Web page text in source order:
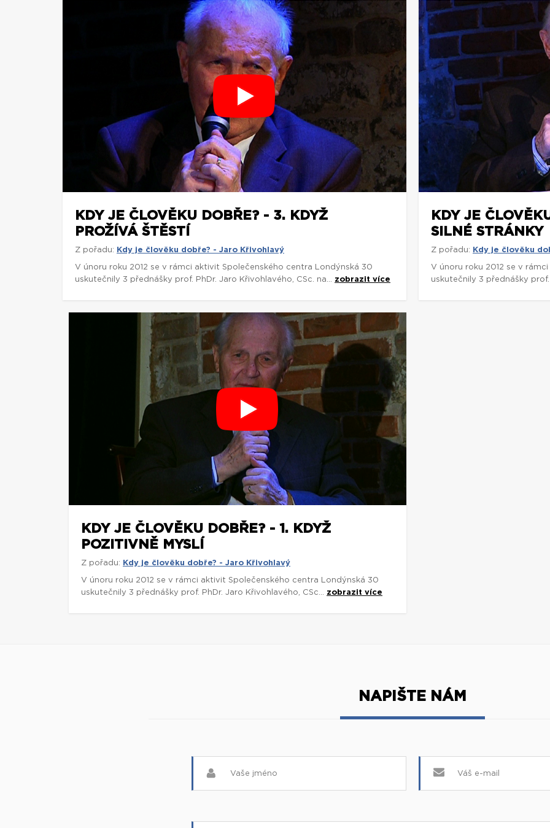
KDY JE ČLOVĚKU DOBŘE? - 3. KDYŽ
PROŽÍVÁ ŠTĚSTÍ
Z pořadu: Kdy je člověku dobře? - Jaro Křivohlavý
V únoru roku 2012 se v rámci aktivit Společenského centra Londýnská 30
uskutečnily 3 přednášky prof. PhDr. Jaro Křivohlavého, CSc. na... zobrazit více
KDY JE
SILNÉ STRÁNKY
Z pořadu: Kdy je člověku
V únoru roku 2012 se v
uskutečnily 3 přednášky prof.
KDY JE ČLOVĚKU DOBŘE? - 1. KDYŽ
POZITIVNĚ MYSLÍ
Z pořadu: Kdy je člověku dobře? - Jaro Křivohlavý
V únoru roku 2012 se v rámci aktivit Společenského centra Londýnská 30
uskutečnily 3 přednášky prof. PhDr. Jaro Křivohlavého, CSc... zobrazit více
NAPIŠTE NÁM